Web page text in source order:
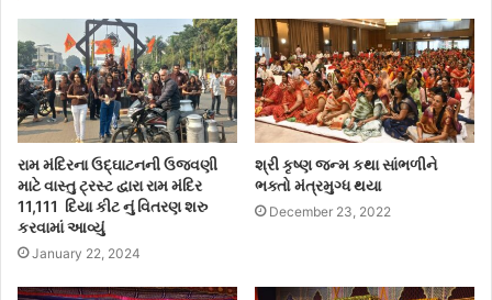
રામ મંદિરના ઉદ્ઘાટનની ઉજવણી
માટે વાસ્તુ ટ્રસ્ટ દ્વારા રામ મંદિર
11,111 દિયા કીટ નું વિતરણ શરુ
કરવામાં આવ્યું
January 22, 2024
શ્રી કૃષ્ણ જન્મ કથા સાંભળીને
ભક્તો મંત્રમુગ્ધ થયા
December 23, 2022